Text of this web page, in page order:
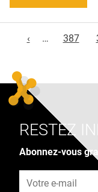
‹
… 387
RESTEZ
Abonnez-vous